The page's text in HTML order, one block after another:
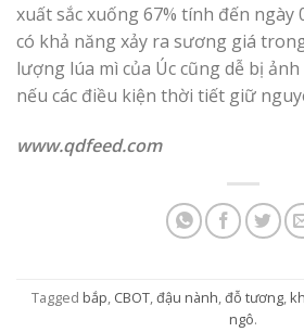
xuất sắc xuống 67% tính đến ngày
có khả năng xảy ra sương giá
lượng lúa mì của Úc cũng dễ bị
nếu các điều kiện thời tiết giữ
www.qdfeed.com
Tagged bắp, CBOT,đậu nành,đỗ tương,
ngô.